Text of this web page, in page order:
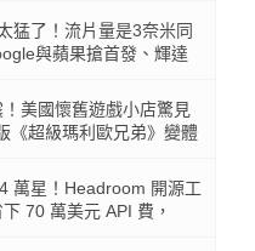
猛了！流片量是3奈米同
與蘋果搶首發、輝達
美國懷舊遊戲小店驚見
《超級瑪利歐兄弟》變體
萬星！Headroom 開源工
70 萬美元 API 費，